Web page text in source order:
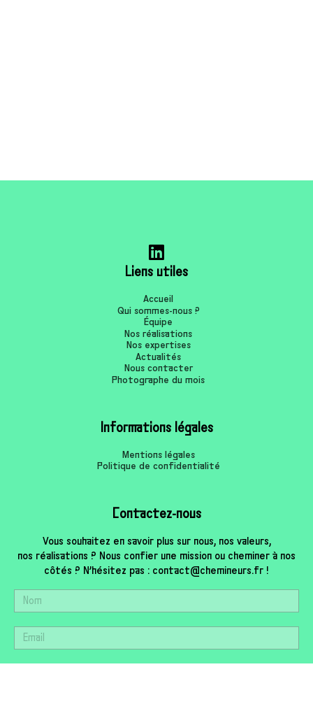
Liens utiles
Accueil
Qui sommes-nous ?
Équipe
Nos réalisations
Nos expertises
Actualités
Nous contacter
Photographe du mois
Informations légales
Mentions légales
Politique de confidentialité
Contactez-nous
Vous souhaitez en savoir plus sur nous, nos valeurs,
nos réalisations ? Nous confier une mission ou cheminer à nos
côtés ? N’hésitez pas : contact@chemineurs.fr !
TOP